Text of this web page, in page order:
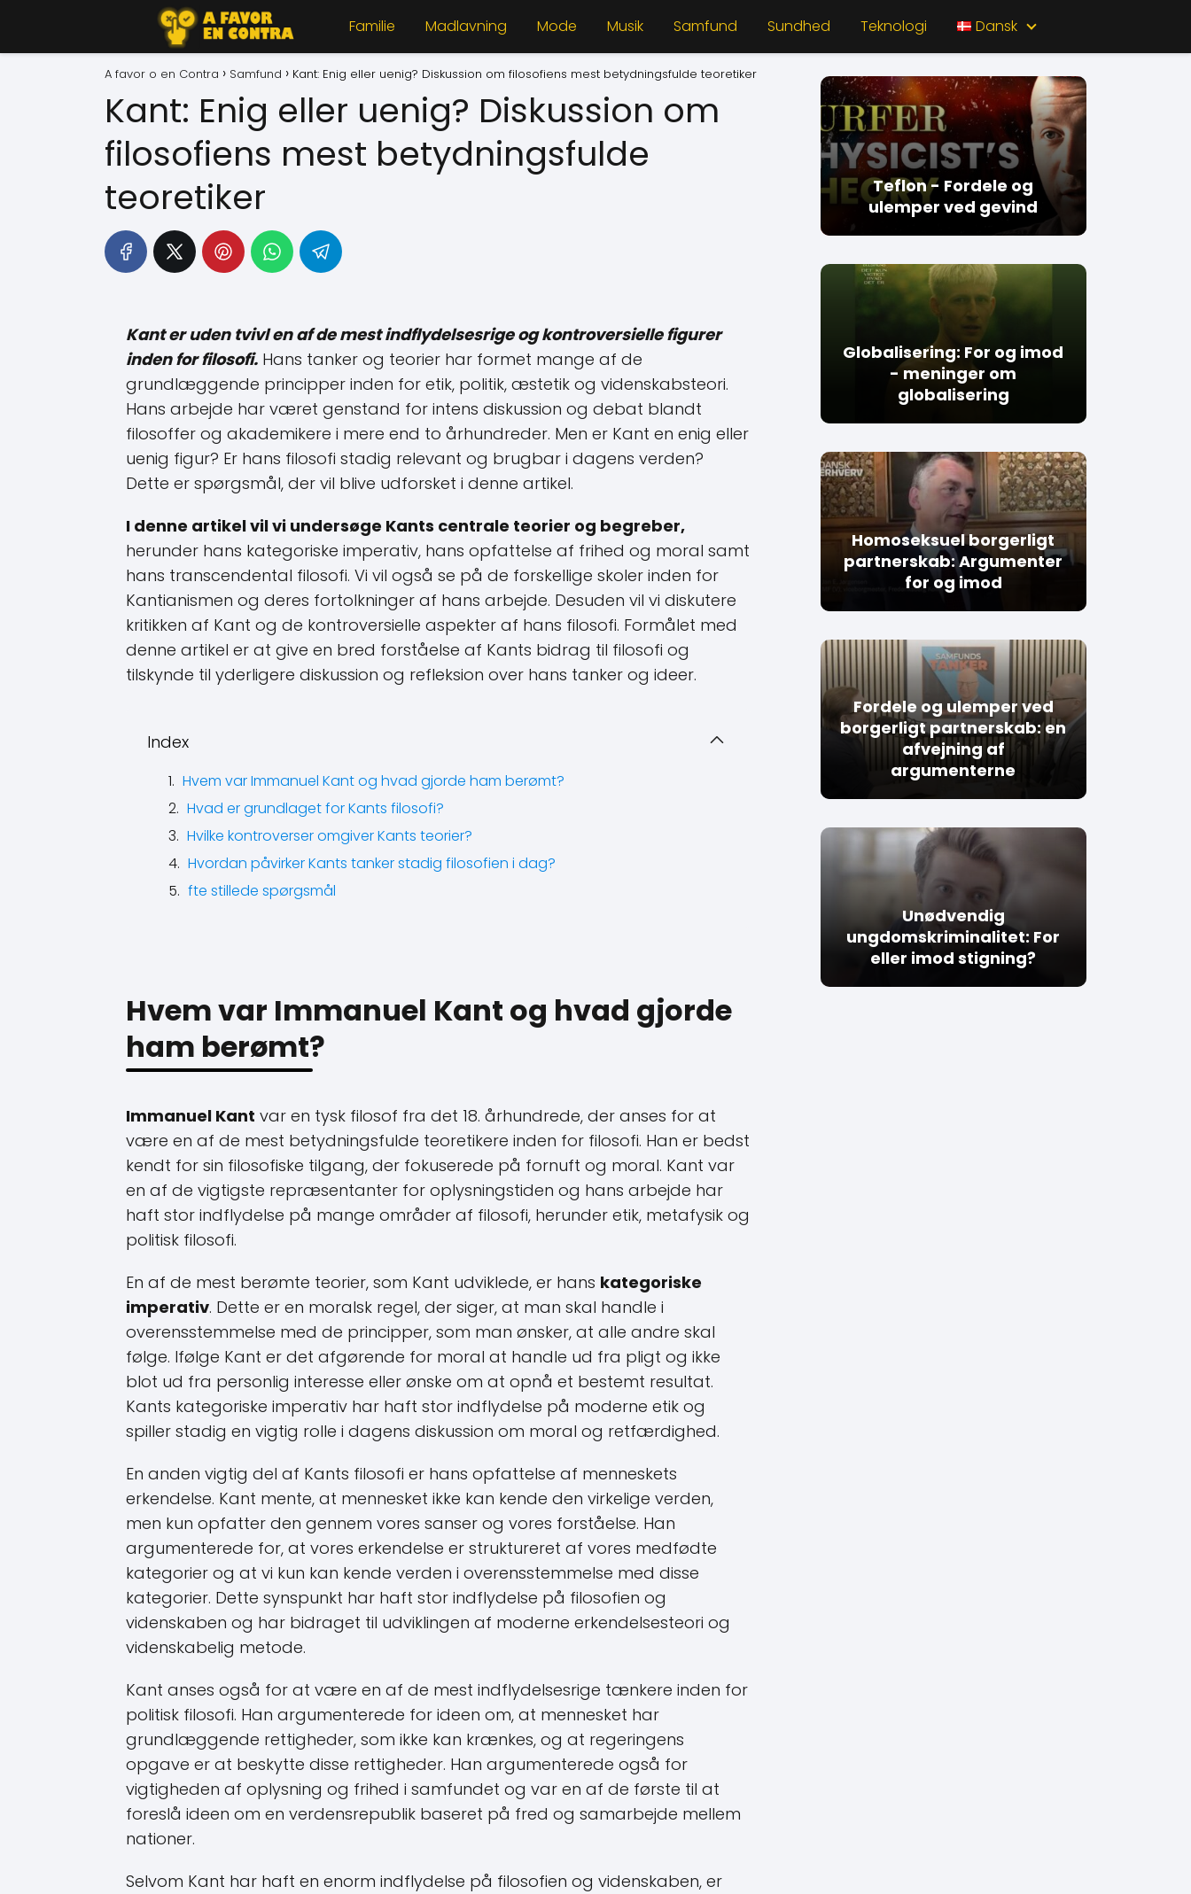
Familie Madlavning Mode Musik Samfund Sundhed Teknologi Dansk
A favor o en Contra Samfund Kant: Enig eller uenig? Diskussion om filosofiens mest betydningsfulde teoretiker
Kant: Enig eller uenig? Diskussion om
filosofiens mest betydningsfulde
teoretiker
Kant er uden tvivl en af de mest indflydelsesrige og kontroversielle figurer
inden for filosofi. Hans tanker og teorier har formet mange af de
grundlæggende principper inden for etik, politik, æstetik og videnskabsteori.
Hans arbejde har været genstand for intens diskussion og debat blandt
filosoffer og akademikere i mere end to århundreder. Men er Kant en enig eller
uenig figur? Er hans filosofi stadig relevant og brugbar i dagens verden?
Dette er spørgsmål, der vil blive udforsket i denne artikel.
I denne artikel vil vi undersøge Kants centrale teorier og begreber,
herunder hans kategoriske imperativ, hans opfattelse af frihed og moral samt
hans transcendental filosofi. Vi vil også se på de forskellige skoler inden for
Kantianismen og deres fortolkninger af hans arbejde. Desuden vil vi diskutere
kritikken af Kant og de kontroversielle aspekter af hans filosofi. Formålet med
denne artikel er at give en bred forståelse af Kants bidrag til filosofi og
tilskynde til yderligere diskussion og refleksion over hans tanker og ideer.
Index
Hvem var Immanuel Kant og hvad gjorde ham berømt?
Hvad er grundlaget for Kants filosofi?
Hvilke kontroverser omgiver Kants teorier?
Hvordan påvirker Kants tanker stadig filosofien i dag?
fte stillede spørgsmål
Hvem var Immanuel Kant og hvad gjorde
ham berømt?
Immanuel Kant var en tysk filosof fra det 18. århundrede, der anses for at
være en af ​​de mest betydningsfulde teoretikere inden for filosofi. Han er bedst
kendt for sin filosofiske tilgang, der fokuserede på fornuft og moral. Kant var
en af ​​de vigtigste repræsentanter for oplysningstiden og hans arbejde har
haft stor indflydelse på mange områder af filosofi, herunder etik, metafysik og
politisk filosofi.
En af de mest berømte teorier, som Kant udviklede, er hans kategoriske
imperativ. Dette er en moralsk regel, der siger, at man skal handle i
overensstemmelse med de principper, som man ønsker, at alle andre skal
følge. Ifølge Kant er det afgørende for moral at handle ud fra pligt og ikke
blot ud fra personlig interesse eller ønske om at opnå et bestemt resultat.
Kants kategoriske imperativ har haft stor indflydelse på moderne etik og
spiller stadig en vigtig rolle i dagens diskussion om moral og retfærdighed.
En anden vigtig del af Kants filosofi er hans opfattelse af menneskets
erkendelse. Kant mente, at mennesket ikke kan kende den virkelige verden,
men kun opfatter den gennem vores sanser og vores forståelse. Han
argumenterede for, at vores erkendelse er struktureret af vores medfødte
kategorier og at vi kun kan kende verden i overensstemmelse med disse
kategorier. Dette synspunkt har haft stor indflydelse på filosofien og
videnskaben og har bidraget til udviklingen af moderne erkendelsesteori og
videnskabelig metode.
Kant anses også for at være en af ​​de mest indflydelsesrige tænkere inden for
politisk filosofi. Han argumenterede for ideen om, at mennesket har
grundlæggende rettigheder, som ikke kan krænkes, og at regeringens
opgave er at beskytte disse rettigheder. Han argumenterede også for
vigtigheden af ​​oplysning og frihed i samfundet og var en af ​​de første til at
foreslå ideen om en verdensrepublik baseret på fred og samarbejde mellem
nationer.
Selvom Kant har haft en enorm indflydelse på filosofien og videnskaben, er
Teflon - Fordele og
ulemper ved gevind
Globalisering: For og imod
- meninger om
globalisering
Homoseksuel borgerligt
partnerskab: Argumenter
for og imod
Fordele og ulemper ved
borgerligt partnerskab: en
afvejning af
argumenterne
Unødvendig
ungdomskriminalitet: For
eller imod stigning?